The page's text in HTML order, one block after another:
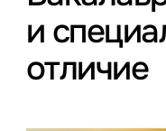
и
отличие